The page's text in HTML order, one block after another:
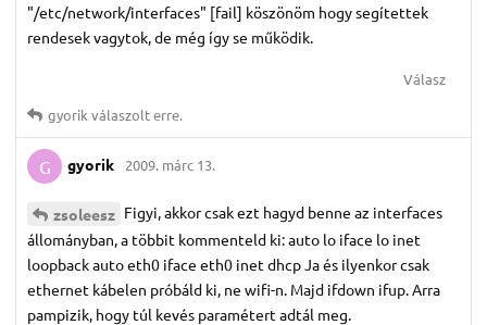
"/etc/network/interfaces" [fail] köszönöm hogy segítettek
rendesek vagytok, de még így se működik.
Válasz
gyorik válaszolt erre.
G gyorik 2009. márc 13.
zsoleesz Figyi, akkor csak ezt hagyd benne az interfaces
állományban, a többit kommenteld ki: auto lo iface lo inet
loopback auto eth0 iface eth0 inet dhcp Ja és ilyenkor csak
ethernet kábelen próbáld ki, ne wifi-n. Majd ifdown ifup. Arra
pampizik, hogy túl kevés paramétert adtál meg.